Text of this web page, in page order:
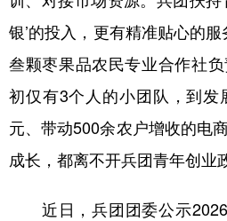
四川 贵州
陕西 甘肃
新疆 内蒙古
多语种频道
银’的投入，更有精准贴心的
叁颗枣果品农民专业合作社
初仅有3个人的小团队，到发
元、带动500余农户增收的电
成长，都离不开兵团青年创业
近日，兵团团委公示2026